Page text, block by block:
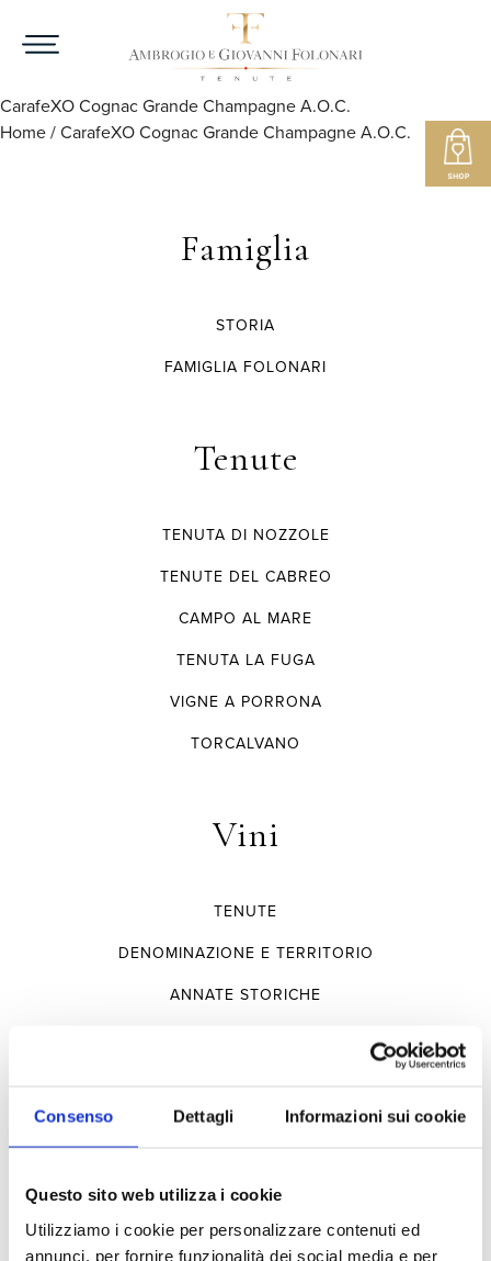
Consenso Dettagli Informazioni sui cookie
Questo sito web utilizza i cookie
Utilizziamo i cookie per personalizzare contenuti ed
annunci, per fornire funzionalità dei social media e per
CarafeXO Cognac Grande Champagne A.O.C.
Home/CarafeXO Cognac Grande Champagne A.O.C.
Famiglia
STORIA
FAMIGLIA FOLONARI
Tenute
TENUTA DI NOZZOLE
TENUTE DEL CABREO
CAMPO AL MARE
TENUTA LA FUGA
VIGNE A PORRONA
TORCALVANO
Vini
TENUTE
DENOMINAZIONE E TERRITORIO
ANNATE STORICHE
TERRITORIO
TIPOLOGIA